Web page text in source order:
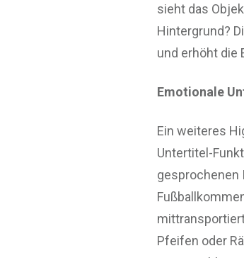
sieht das
Hintergrund?
und erhöht die
Emotionale
Ein weiteres
Untertitel-
gesprochenen
Pfeifen oder